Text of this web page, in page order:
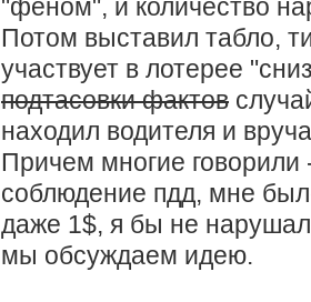
"феном", и количество
Потом выставил табло,
участвует в лотерее
подтасовки фактов
находил водителя и
Причем многие
соблюдение пдд, мне
даже 1$, я бы не
мы обсуждаем идею.